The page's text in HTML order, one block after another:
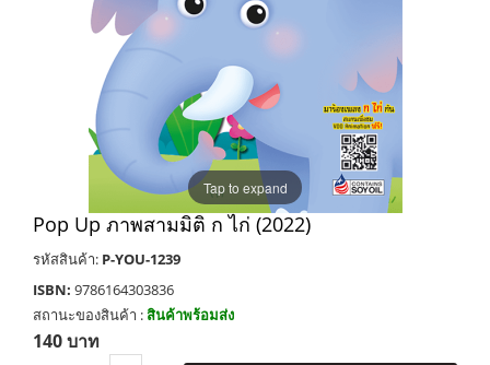
Tap to expand
Pop Up ภาพสามมิติ ก ไก่ (2022)
รหัสสินค้า: P-YOU-1239
ISBN: 9786164303836
สถานะของสินค้า :สินค้าพร้อมส่ง
140 บาท